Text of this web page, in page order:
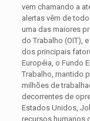
vem chamando a
alertas vêm de
uma das maiores
do Trabalho (OIT),
dos principais
Européia, o Fundo
Trabalho, mantido
milhões de
decorrentes de
Estados Unidos,
recursos humanos